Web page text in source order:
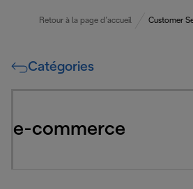
Retour à la page d’accueil Customer
Catégories
e-commerce